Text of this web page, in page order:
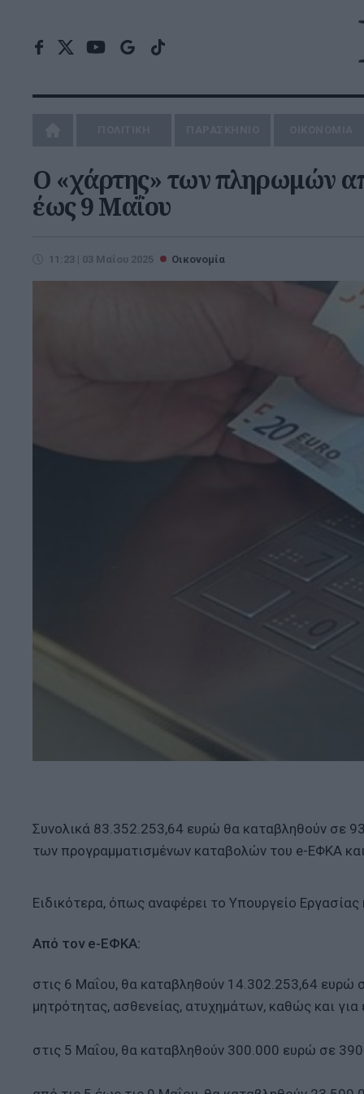
Ο «χάρτης» των πληρωμών
έως 9 Μαΐου
11:23 | 03 Μαΐου 2025 Οικονομία
Συνολικά 83.352.253,64 ευρώ θα καταβληθούν σε
των προγραμματισμένων καταβολών του e-ΕΦΚΑ
Ειδικότερα, όπως αναφέρει το Υπουργείο
Από τον e-ΕΦΚΑ:
στις 6 Μαΐου, θα καταβληθούν 14.302.253,64 ευρώ
μητρότητας, ασθενείας, ατυχημάτων, καθώς και για
στις 5 Μαΐου, θα καταβληθούν 300.000 ευρώ σε